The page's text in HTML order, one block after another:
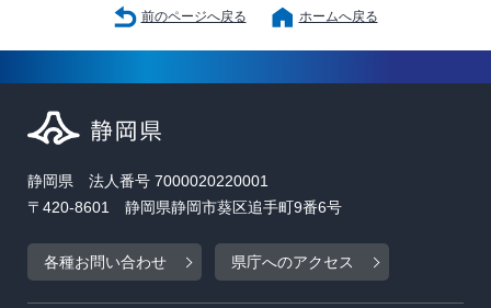
前のページへ戻る ホームへ戻る
静岡県 法人番号 7000020220001
〒420-8601 静岡県静岡市葵区追手町9番6号
各種お問い合わせ 県庁へのアクセス